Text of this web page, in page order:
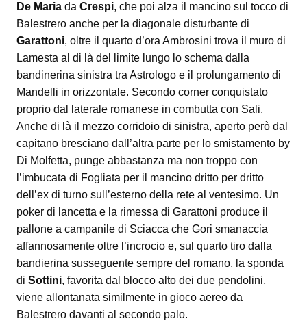
De Maria da Crespi, che poi alza il mancino sul tocco di
Balestrero anche per la diagonale disturbante di
Garattoni, oltre il quarto d’ora Ambrosini trova il muro di
Lamesta al di là del limite lungo lo schema dalla
bandinerina sinistra tra Astrologo e il prolungamento di
Mandelli in orizzontale. Secondo corner conquistato
proprio dal laterale romanese in combutta con Sali.
Anche di là il mezzo corridoio di sinistra, aperto però dal
capitano bresciano dall’altra parte per lo smistamento by
Di Molfetta, punge abbastanza ma non troppo con
l’imbucata di Fogliata per il mancino dritto per dritto
dell’ex di turno sull’esterno della rete al ventesimo. Un
poker di lancetta e la rimessa di Garattoni produce il
pallone a campanile di Sciacca che Gori smanaccia
affannosamente oltre l’incrocio e, sul quarto tiro dalla
bandierina susseguente sempre del romano, la sponda
di Sottini, favorita dal blocco alto dei due pendolini,
viene allontanata similmente in gioco aereo da
Balestrero davanti al secondo palo.